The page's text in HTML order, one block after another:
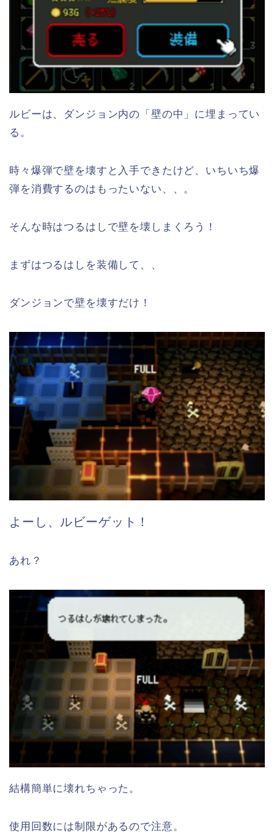
ルビーは、ダンジョン内の「壁の中」に埋まってい
る。
時々爆弾で壁を壊すと入手できたけど、いちいち爆
弾を消費するのはもったいない、、。
そんな時はつるはしで壁を壊しまくろう！
まずはつるはしを装備して、、
ダンジョンで壁を壊すだけ！
よーし、ルビーゲット！
あれ？
結構簡単に壊れちゃった。
使用回数には制限があるので注意。